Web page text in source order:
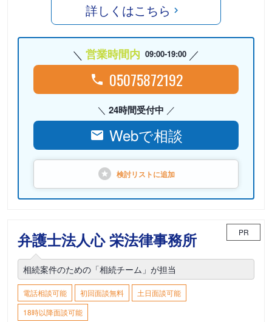
詳しくはこちら
営業時間内 09:00-19:00
05075872192
24時間受付中
Webで相談
検討リストに追加
弁護士法人心 栄法律事務所 PR
相続案件のための「相続チーム」が担当
電話相談可能 初回面談無料
土日面談可能
18時以降面談可能